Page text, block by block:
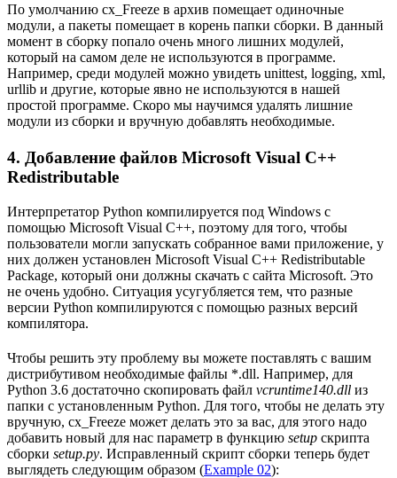
По умолчанию cx_Freeze в архив помещает одиночные
модули, а пакеты помещает в корень папки сборки. В данный
момент в сборку попало очень много лишних модулей,
который на самом деле не используются в программе.
Например, среди модулей можно увидеть unittest, logging, xml,
urllib и другие, которые явно не используются в нашей
простой программе. Скоро мы научимся удалять лишние
модули из сборки и вручную добавлять необходимые.
4. Добавление файлов Microsoft Visual C++
Redistributable
Интерпретатор Python компилируется под Windows с
помощью Microsoft Visual C++, поэтому для того, чтобы
пользователи могли запускать собранное вами приложение, у
них должен установлен Microsoft Visual C++ Redistributable
Package, который они должны скачать с сайта Microsoft. Это
не очень удобно. Ситуация усугубляется тем, что разные
версии Python компилируются с помощью разных версий
компилятора.
Чтобы решить эту проблему вы можете поставлять с вашим
дистрибутивом необходимые файлы *.dll. Например, для
Python 3.6 достаточно скопировать файл vcruntime140.dll из
папки с установленным Python. Для того, чтобы не делать эту
вручную, cx_Freeze может делать это за вас, для этого надо
добавить новый для нас параметр в функцию setup скрипта
сборки setup.py. Исправленный скрипт сборки теперь будет
выглядеть следующим образом (Example 02):